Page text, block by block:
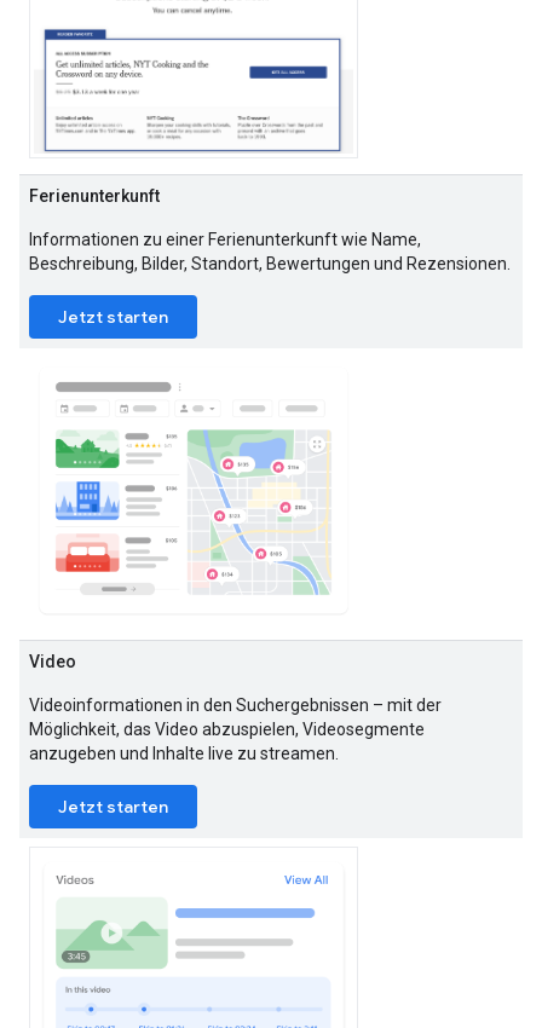
Ferienunterkunft
Informationen zu einer Ferienunterkunft wie Name,
Beschreibung, Bilder, Standort, Bewertungen und Rezensionen.
Jetzt starten
Video
Videoinformationen in den Suchergebnissen – mit der
Möglichkeit, das Video abzuspielen, Videosegmente
anzugeben und Inhalte live zu streamen.
Jetzt starten